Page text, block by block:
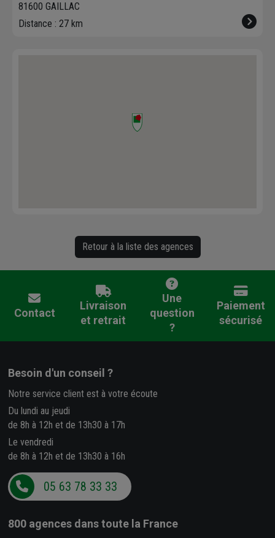
81600 GAILLAC
Distance : 27 km
Retour à la liste des agences
Contact
Livraison
et retrait
Une
question
?
Paiement
sécurisé
Besoin d'un conseil ?
Notre service client est à votre écoute
Du lundi au jeudi
de 8h à 12h et de 13h30 à 17h
Le vendredi
de 8h à 12h et de 13h30 à 16h
05 63 78 33 33
800 agences dans toute la France